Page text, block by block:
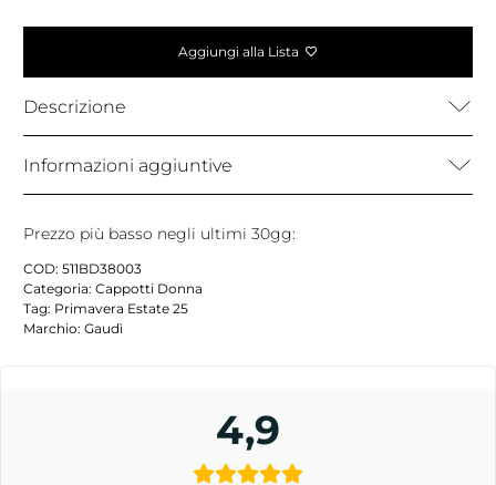
Aggiungi alla Lista
Descrizione
Informazioni aggiuntive
Prezzo più basso negli ultimi 30gg:
COD: 511BD38003
Categoria: Cappotti Donna
Tag: Primavera Estate 25
Marchio: Gaudì
4,9